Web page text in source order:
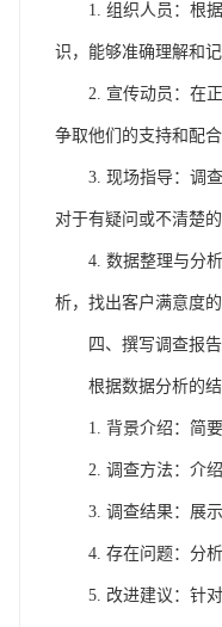
1. 组织人员：根
识，能够准确理解和
2. 宣传动员：在
争取他们的支持和配合
3. 现场指导： 调
对于有疑问或不清楚
4. 数据整理与分
析，找出客户满意度
四、撰写调查报告
根据数据分析的
1. 背景介绍：简
2. 调查方法：介
3. 调查结果：展
4. 存在问题：分
5. 改进建议：针